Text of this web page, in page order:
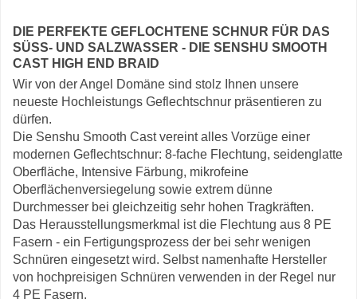
DIE PERFEKTE GEFLOCHTENE SCHNUR FÜR DAS
SÜSS- UND SALZWASSER - DIE SENSHU SMOOTH C
AST HIGH END BRAID
Wir von der Angel Domäne sind stolz Ihnen unsere
neueste Hochleistungs Geflechtschnur präsentieren zu
dürfen.
Die Senshu Smooth Cast vereint alles Vorzüge einer
modernen Geflechtschnur: 8-fache Flechtung, seidenglatte
Oberfläche, Intensive Färbung, mikrofeine
Oberflächenversiegelung sowie extrem dünne
Durchmesser bei gleichzeitig sehr hohen Tragkräften.
Das Herausstellungsmerkmal ist die Flechtung aus 8 PE
Fasern - ein Fertigungsprozess der bei sehr wenigen
Schnüren eingesetzt wird. Selbst namenhafte Hersteller
von hochpreisigen Schnüren verwenden in der Regel nur
4 PE Fasern.